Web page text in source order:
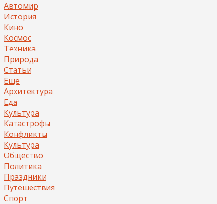
Автомир
История
Кино
Космос
Техника
Природа
Статьи
Еще
Архитектура
Еда
Культура
Катастрофы
Конфликты
Культура
Общество
Политика
Праздники
Путешествия
Спорт